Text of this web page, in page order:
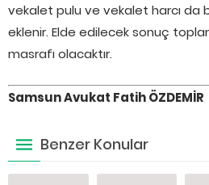
vekalet pulu ve vekalet harcı da
eklenir. Elde edilecek sonuç
masrafı olacaktır.
Samsun Avukat Fatih ÖZDEMİR
Benzer Konular